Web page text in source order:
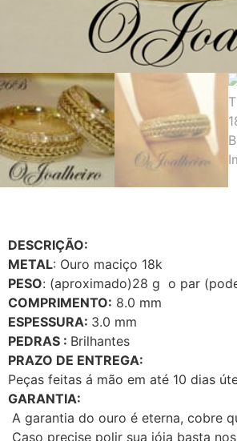
DESCRIÇÃO:
METAL: Ouro maciço 18k
PESO: (aproximado)28 g o par
COMPRIMENTO: 8.0 mm
ESPESSURA: 3.0 mm
PEDRAS : Brilhantes
PRAZO DE ENTREGA:
Peças feitas á mão em até 10 dias
GARANTIA:
A garantia do ouro é eterna, cobre
Caso precise polir sua jóia basta